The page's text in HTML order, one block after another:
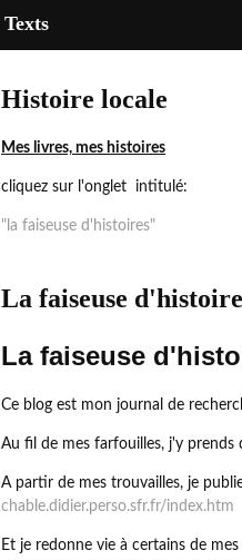
Texts
Histoire locale
Mes livres, mes histoires
cliquez sur l'onglet intitulé:
"la faiseuse d'histoires"
La faiseuse
La faiseuse
Ce blog est mon journal de
Au fil de mes farfouilles, j'y prends
A partir de mes trouvailles, je
chable.didier.perso.sfr.fr/index.htm
Et je redonne vie à certains de